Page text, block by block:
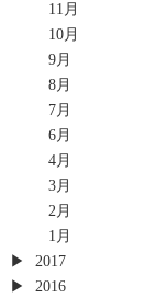
11月
10月
9月
8月
7月
6月
4月
3月
2月
1月
2017
2016